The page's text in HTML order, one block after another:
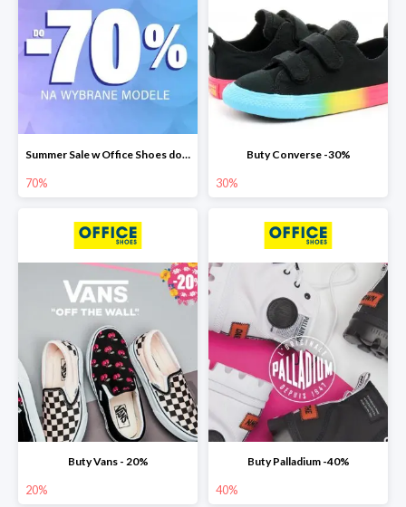
Summer Sale w Office Shoes do -70%
70%
Buty Converse -30%
30%
Buty Vans - 20%
20%
Buty Palladium -40%
40%